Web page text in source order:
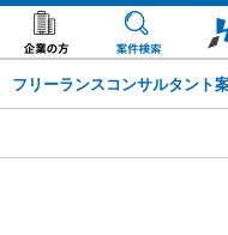
フリーランスコンサルタント